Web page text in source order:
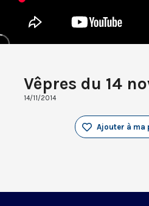
Vêpres du 14
14/11/2014
Ajouter à ma